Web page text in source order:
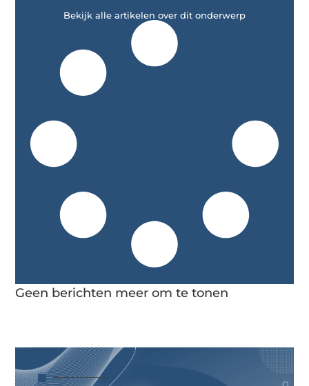
Bekijk alle artikelen over dit onderwerp
Geen berichten meer om te tonen